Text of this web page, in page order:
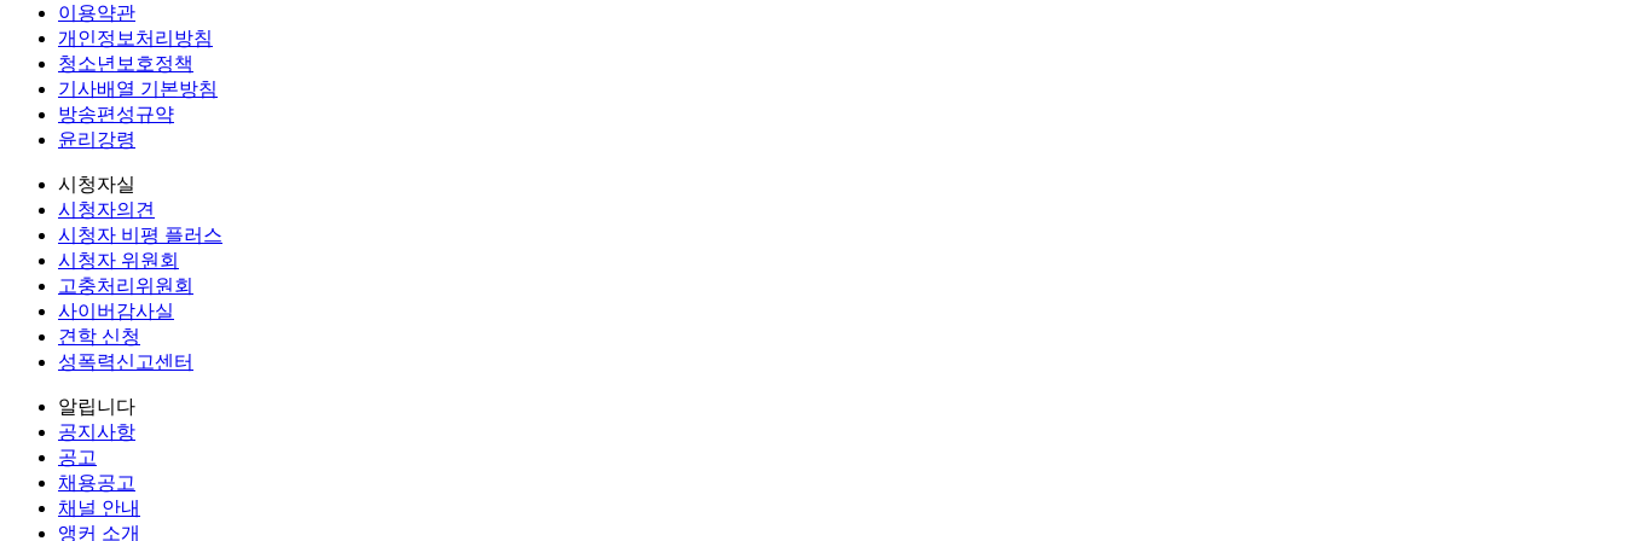
이용약관
개인정보처리방침
청소년보호정책
기사배열 기본방침
방송편성규약
윤리강령
시청자실
시청자의견
시청자 비평 플러스
시청자 위원회
고충처리위원회
사이버감사실
견학 신청
성폭력신고센터
알립니다
공지사항
공고
채용공고
채널 안내
앵커 소개